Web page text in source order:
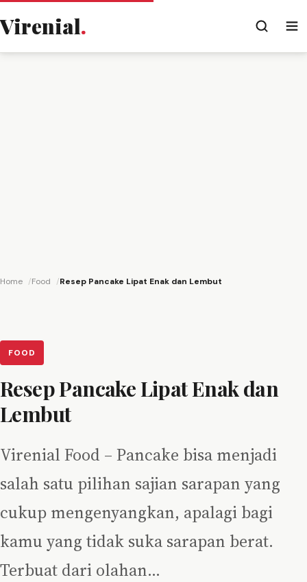
Virenial.
Home Food Resep Pancake Lipat Enak dan Lembut
FOOD
Resep Pancake Lipat Enak dan
Lembut
Virenial Food – Pancake bisa menjadi
salah satu pilihan sajian sarapan yang
cukup mengenyangkan, apalagi bagi
kamu yang tidak suka sarapan berat.
Terbuat dari olahan…